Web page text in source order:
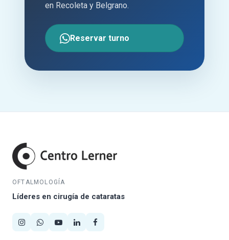
en Recoleta y Belgrano.
Reservar turno
OFTALMOLOGÍA
Líderes en cirugía de cataratas